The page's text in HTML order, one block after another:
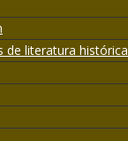
de literatura histórica